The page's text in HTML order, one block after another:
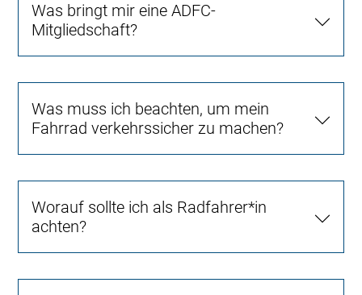
Was bringt mir eine ADFC-
Mitgliedschaft?
Was muss ich beachten, um mein
Fahrrad verkehrssicher zu machen?
Worauf sollte ich als Radfahrer*in
achten?